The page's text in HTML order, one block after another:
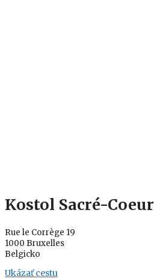
Kostol Sacré-Coeur
Rue le Corrège 19
1000 Bruxelles
Belgicko
Ukázať cestu